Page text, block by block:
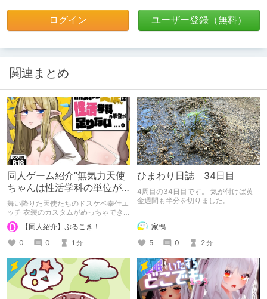
ログイン ユーザー登録（無料）
関連まとめ
同人ゲーム紹介”無気力天使
ちゃんは性活学科の単位が
足りない…。”
舞い降りた天使たちのドスケベ奉仕エ
ッチ 衣装のカスタムがめっちゃでき
る最高の抜きゲー
【同人紹介】ぷるこき！
0
0 1 分
ひまわり日誌 34日目
4周目の34日目です。 気が付けば黄
金週間も半分を切りました。
家鴨
5
0 2分